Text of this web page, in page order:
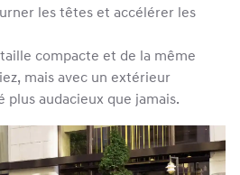
les têtes et accélérer les
compacte et de la même
mais avec un extérieur
plus audacieux que jamais.